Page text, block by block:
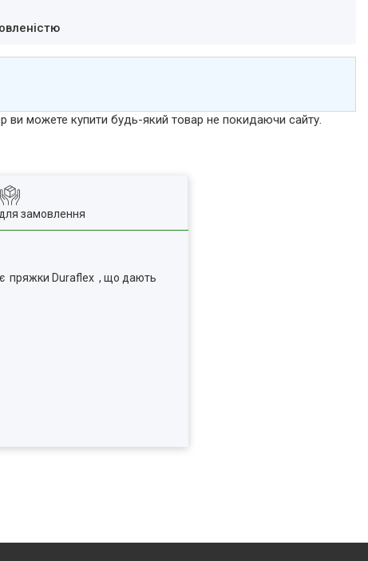
ви можете купити будь-який товар не покидаючи сайту.
замовлення
є пряжки Duraflex , що дають